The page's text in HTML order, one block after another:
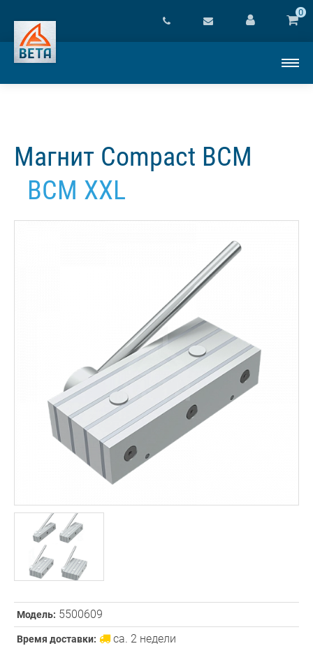
0
Магнит Compact BCM
BCM XXL
Модель: 5500609
Время доставки: ca. 2 недели